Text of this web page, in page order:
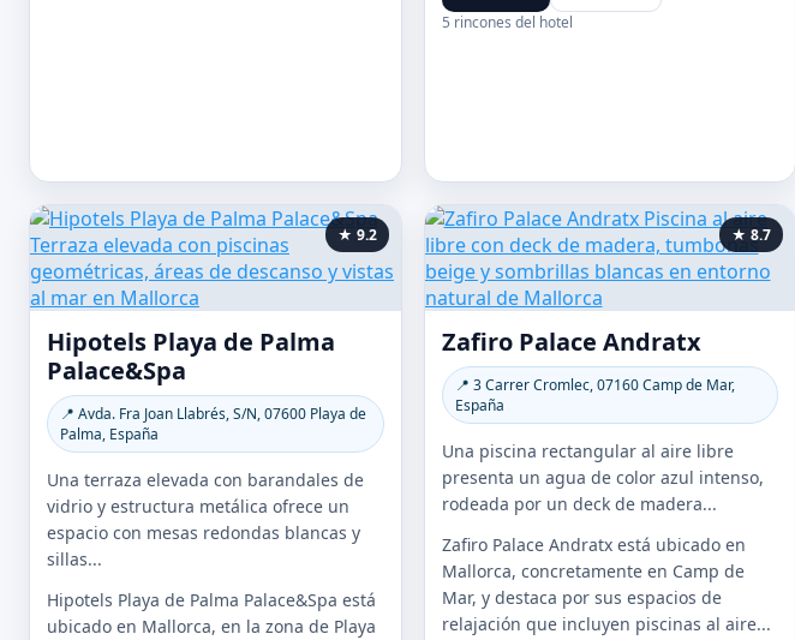
5 rincones del hotel
★ 9.2
Hipotels Playa de Palma
Palace&Spa
📍 Avda. Fra Joan Llabrés, S/N, 07600 Playa de
Palma, España
Una terraza elevada con barandales de
vidrio y estructura metálica ofrece un
espacio con mesas redondas blancas y
sillas...
Hipotels Playa de Palma Palace&Spa está
ubicado en Mallorca, en la zona de Playa
★ 8.7
Zafiro Palace Andratx
📍 3 Carrer Cromlec, 07160 Camp de Mar,
España
Una piscina rectangular al aire libre
presenta un agua de color azul intenso,
rodeada por un deck de madera...
Zafiro Palace Andratx está ubicado en
Mallorca, concretamente en Camp de
Mar, y destaca por sus espacios de
relajación que incluyen piscinas al aire...